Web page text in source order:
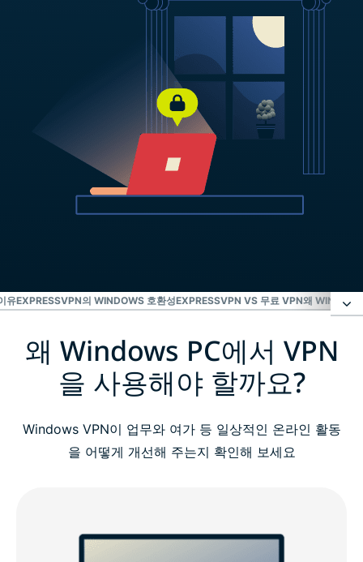
유EXPRESSVPN의 WINDOWS 호환성EXPRESSVPN VS 무료 VPN왜
왜 Windows PC에서 VPN을 사용해야 할까요?
Windows에 ExpressVPN 설정하는 방법 3단계
영상 가이드: PC에 ExpressVPN 설치하는 방법
ExpressVPN의 Windows 호환성
왜 Windows PC에서 VPN
을 사용해야 할까요?
Windows VPN이 업무와 여가 등 일상적인 온라인 활동
을 어떻게 개선해 주는지 확인해 보세요